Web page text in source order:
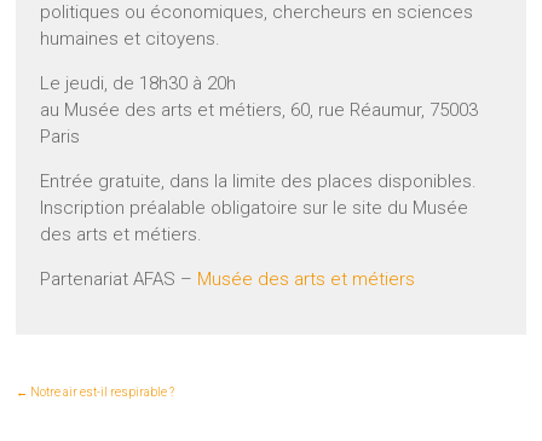
politiques ou économiques, chercheurs en sciences
humaines et citoyens.
Le jeudi, de 18h30 à 20h
au Musée des arts et métiers, 60, rue Réaumur, 75003
Paris
Entrée gratuite, dans la limite des places disponibles.
Inscription préalable obligatoire sur le site du Musée
des arts et métiers.
Partenariat AFAS – Musée des arts et métiers
← Notre air est-il respirable ?